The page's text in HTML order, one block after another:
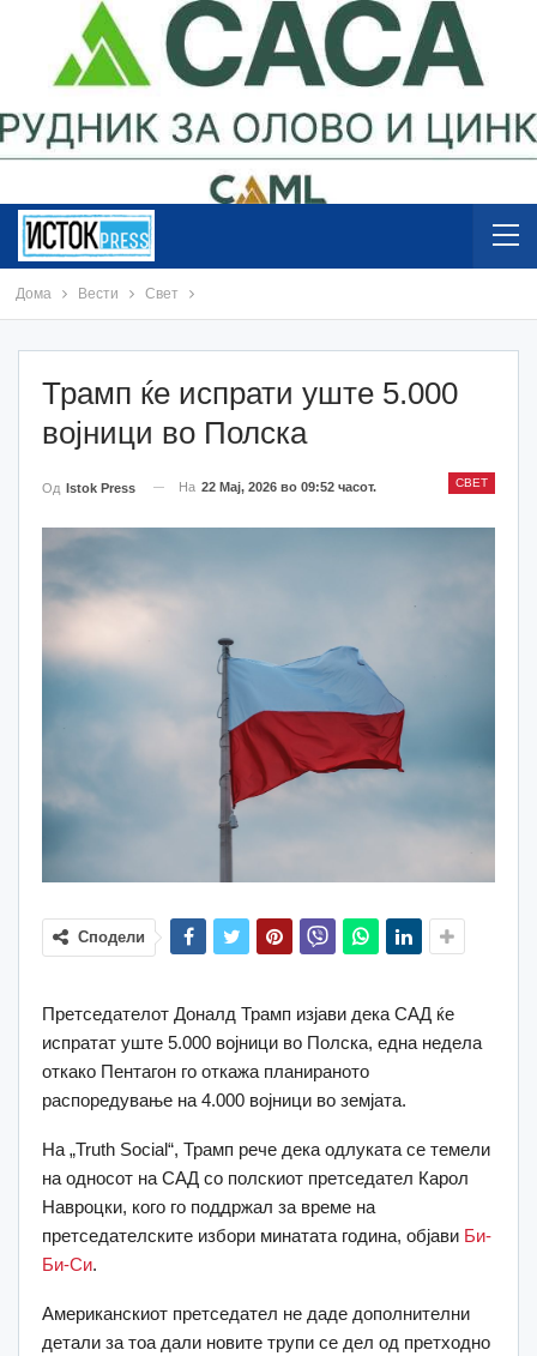
Дома Вести Свет
Трамп ќе испрати уште 5.000
војници во Полска
СВЕТ
Од Istok Press На 22 Мај, 2026 во 09:52 часот.
Сподели
Претседателот Доналд Трамп изјави дека САД ќе
испратат уште 5.000 војници во Полска, една недела
откако Пентагон го откажа планираното
распоредување на 4.000 војници во земјата.
На „Truth Social“, Трамп рече дека одлуката се темели
на односот на САД со полскиот претседател Карол
Навроцки, кого го поддржал за време на
претседателските избори минатата година, објави Би-
Би-Си.
Американскиот претседател не даде дополнителни
детали за тоа дали новите трупи се дел од претходно